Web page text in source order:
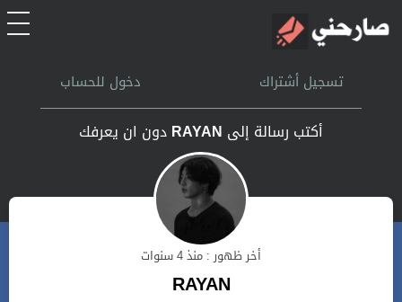
الرئيسيةتسجيل أشتراك دخول للحساب
أكتب رسالة إلى RAYANدون ان يعرفك
أخر ظهور : منذ 4 سنوات
RAYAN